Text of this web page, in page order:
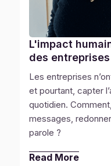
L'impact
des entreprises
Les entreprises
et pourtant, capter
quotidien.
messages,
parole ?
Read More